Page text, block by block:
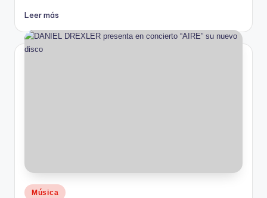
Leer más
Publicado
Música